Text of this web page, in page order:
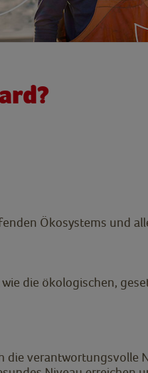
Ökosystems und
die ökologischen,
die verantwortungsvolle